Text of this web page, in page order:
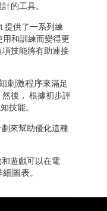
的工具。
提供了一系列練
用和訓練而變得更
技能將有助連接
刺激程序來滿足
後， 根據初步評
技能。
來幫助優化這種
遊戲可以在電
細圖表。